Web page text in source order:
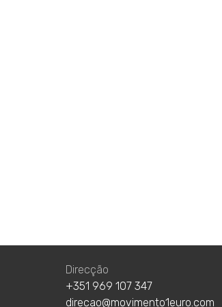
Direcção
+351 969 107 347
direcao@movimento1euro.com